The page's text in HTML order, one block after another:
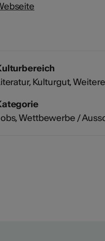
Kulturgut,
,Wettbewerbe /